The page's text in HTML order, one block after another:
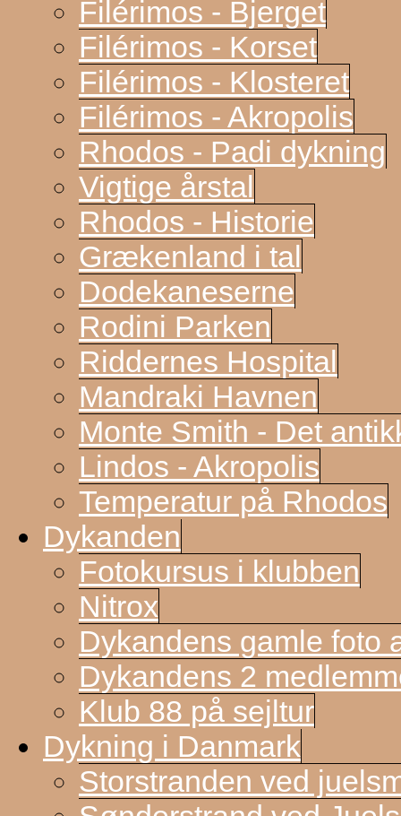
Filérimos - Bjerget
Filérimos - Korset
Filérimos - Klosteret
Filérimos - Akropolis
Rhodos - Padi dykning
Vigtige årstal
Rhodos - Historie
Grækenland i tal
Dodekaneserne
Rodini Parken
Riddernes Hospital
Mandraki Havnen
Monte Smith - Det
Lindos - Akropolis
Temperatur på Rhodos
Dykanden
Fotokursus i klubben
Nitrox
Dykandens gamle foto
Dykandens 2
Klub 88 på sejltur
Dykning i Danmark
Storstranden ved